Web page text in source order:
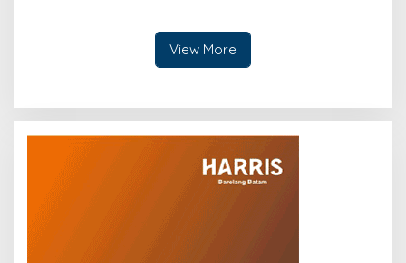
View More